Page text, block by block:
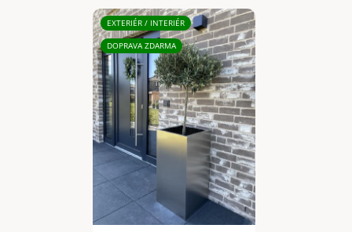
EXTERIÉR / INTERIÉR
DOPRAVA ZDARMA